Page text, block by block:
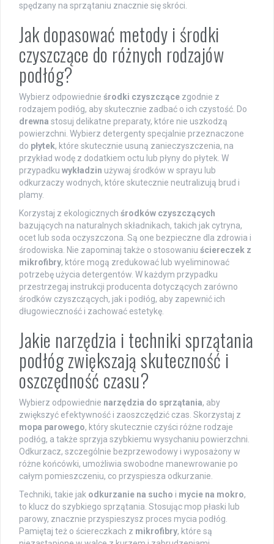
spędzany na sprzątaniu znacznie się skróci.
Jak dopasować metody i środki
czyszczące do różnych rodzajów
podłóg?
Wybierz odpowiednie środki czyszczące zgodnie z
rodzajem podłóg, aby skutecznie zadbać o ich czystość. Do
drewna stosuj delikatne preparaty, które nie uszkodzą
powierzchni. Wybierz detergenty specjalnie przeznaczone
do płytek, które skutecznie usuną zanieczyszczenia, na
przykład wodę z dodatkiem octu lub płyny do płytek. W
przypadku wykładzin używaj środków w sprayu lub
odkurzaczy wodnych, które skutecznie neutralizują brud i
plamy.
Korzystaj z ekologicznych środków czyszczących
bazujących na naturalnych składnikach, takich jak cytryna,
ocet lub soda oczyszczona. Są one bezpieczne dla zdrowia i
środowiska. Nie zapominaj także o stosowaniu ściereczek z
mikrofibry, które mogą zredukować lub wyeliminować
potrzebę użycia detergentów. W każdym przypadku
przestrzegaj instrukcji producenta dotyczących zarówno
środków czyszczących, jak i podłóg, aby zapewnić ich
długowieczność i zachować estetykę.
Jakie narzędzia i techniki sprzątania
podłóg zwiększają skuteczność i
oszczędność czasu?
Wybierz odpowiednie narzędzia do sprzątania, aby
zwiększyć efektywność i zaoszczędzić czas. Skorzystaj z
mopa parowego, który skutecznie czyści różne rodzaje
podłóg, a także sprzyja szybkiemu wysychaniu powierzchni.
Odkurzacz, szczególnie bezprzewodowy i wyposażony w
różne końcówki, umożliwia swobodne manewrowanie po
całym pomieszczeniu, co przyspiesza odkurzanie.
Techniki, takie jak odkurzanie na sucho i mycie na mokro,
to klucz do szybkiego sprzątania. Stosując mop płaski lub
parowy, znacznie przyspieszysz proces mycia podłóg.
Pamiętaj też o ściereczkach z mikrofibry, które są